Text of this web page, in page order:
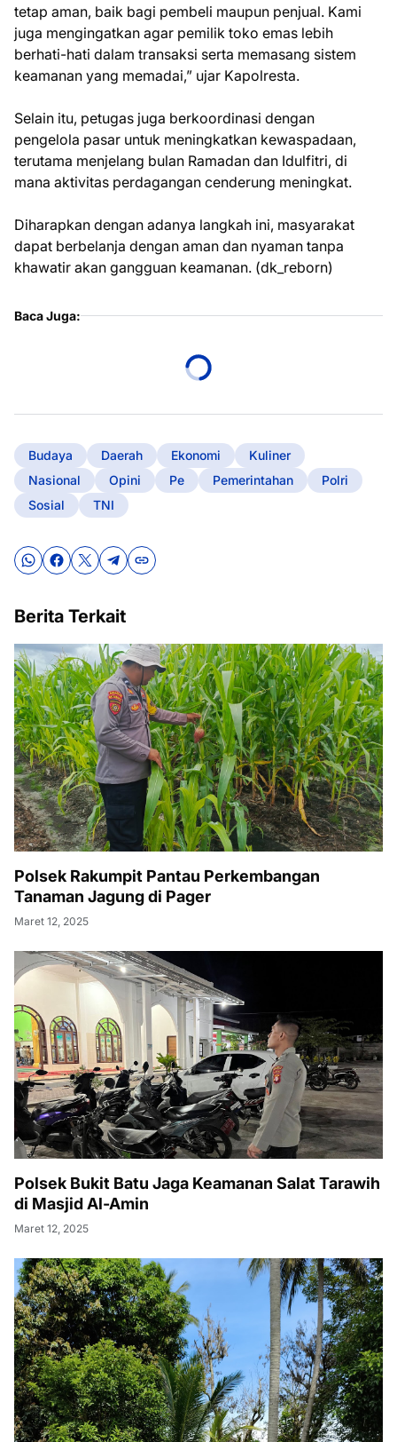
tetap aman, baik bagi pembeli maupun penjual. Kami
juga mengingatkan agar pemilik toko emas lebih
berhati-hati dalam transaksi serta memasang sistem
keamanan yang memadai,” ujar Kapolresta.
Selain itu, petugas juga berkoordinasi dengan
pengelola pasar untuk meningkatkan kewaspadaan,
terutama menjelang bulan Ramadan dan Idulfitri, di
mana aktivitas perdagangan cenderung meningkat.
Diharapkan dengan adanya langkah ini, masyarakat
dapat berbelanja dengan aman dan nyaman tanpa
khawatir akan gangguan keamanan. (dk_reborn)
Baca Juga:
Budaya Daerah Ekonomi
Kuliner
Nasional
Opini Pe Pemerintahan
Polri
Sosial
TNI
Berita Terkait
Polsek Rakumpit Pantau Perkembangan
Tanaman Jagung di Pager
Maret 12, 2025
Polsek Bukit Batu Jaga Keamanan Salat Tarawih
di Masjid Al-Amin
Maret 12, 2025